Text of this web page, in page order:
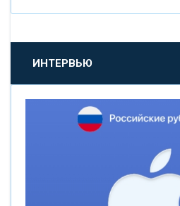
«БАНК САНКТ-ПЕТЕРБУРГ»
«ПРОМСВЯЗЬБАНК»
«НОВИКОМБАНК»
«ВНЕШПРОМБАНК»
ИНТЕРВЬЮ